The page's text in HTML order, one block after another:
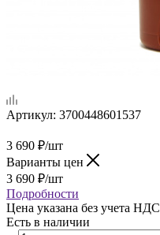
Артикул: 3700448601537
3 690 ₽/шт
Варианты цен
3 690 ₽/шт
Подробности
Цена указана без учета НДС
Есть в наличии